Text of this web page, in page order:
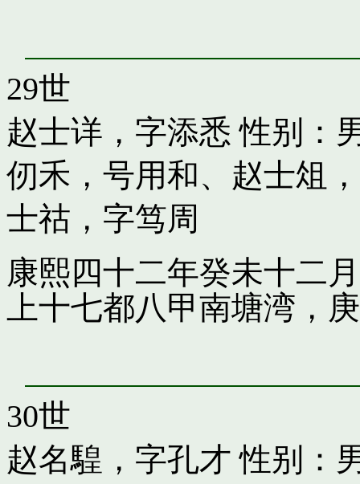
29世
赵士详，字添悉 性别：
仞禾，号用和、 赵士俎
士祜，字笃周
康熙四十二年癸未十二
上十七都八甲南塘湾，
30世
赵名騜，字孔才 性别：